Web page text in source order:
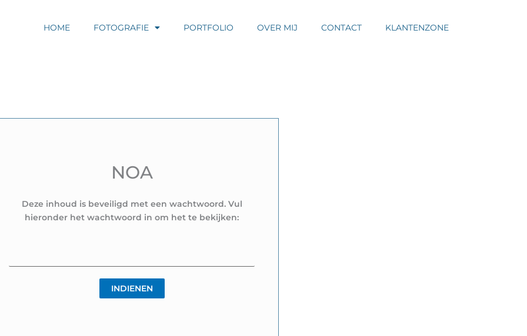
HOME FOTOGRAFIE PORTFOLIO OVER MIJ CONTACT KLANTENZONE
NOA
Deze inhoud is beveiligd met een wachtwoord. Vul
hieronder het wachtwoord in om het te bekijken: